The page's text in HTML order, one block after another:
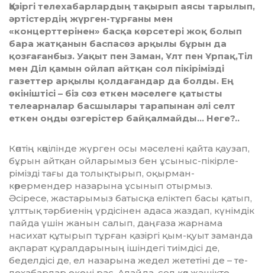
Қазіргі телехабарлардың тақырып аясы тарылып,
әртістердің жүрген-тұрғаны мен
«концерттерінен» басқа көрсетері жоқ болып
бара жатқанын баспасөз арқылы бұрын да
қозғағанбыз. Уақыт пен Заман, Ұлт пен Ұрпақ,Тіл
мен Діл қамын ойлап айтқан сол пікірімізді
газеттер арқылы қолдағандар да болды. Ең
өкініштісі – біз сөз еткен мәселеге қатысты
телеарналар басшылары тарапынан әлі селт
еткен оңды өзгерістер байқалмайды… Неге?..
Көптің көңілінде жүрген осы мә­селені қайта қаузап,
бұрын айт­қан ойларымыз бен ұсыныс-пі­кір­ле­
рімізді тағы да толық­ты­рып, оқыр­ман-
көрермендер назарына ұсы­нып отырмыз.
Әсіресе, жастарымыз батысқа елік­теп басы қатып,
ұлттық тәр­бие­нің үрдісінен адаса жаздап, кү­німдік
пайда үшін жанын салып, даңғаза жарнама
насихат құ­тырып тұрған қазіргі қым-қуыт за­манда
ақпарат құралдарының ішін­дегі тиімдісі де,
беделдісі де, ел на­зарына жедел жететіні де – те­